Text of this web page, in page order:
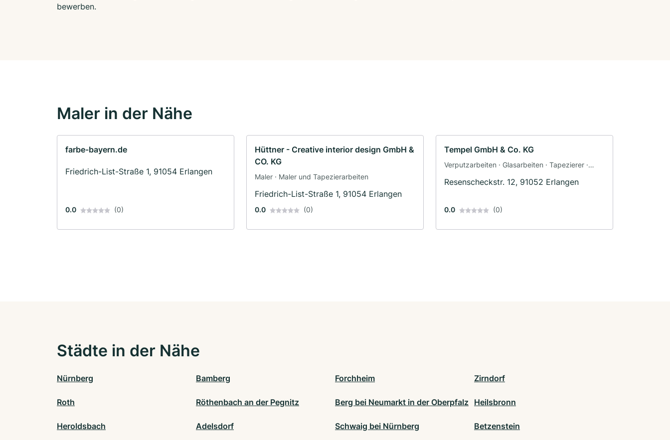
bewerben.
Maler in der Nähe
farbe-bayern.de
Friedrich-List-Straße 1, 91054 Erlangen
0.0 (0)
Hüttner - Creative interior design GmbH &
CO. KG
Maler · Maler und Tapezierarbeiten
Friedrich-List-Straße 1, 91054 Erlangen
0.0 (0)
Tempel GmbH & Co. KG
Verputzarbeiten · Glasarbeiten · Tapezierer ·
Resenscheckstr. 12, 91052 Erlangen
0.0 (0)
Städte in der Nähe
Nürnberg Bamberg Forchheim Zirndorf
Roth Röthenbach an der Pegnitz Berg bei Neumarkt in der Oberpfalz Heilsbronn
Heroldsbach Adelsdorf Schwaig bei Nürnberg Betzenstein